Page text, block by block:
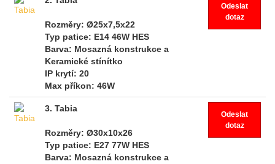
Rozměry: Ø25x7,5x22
Typ patice: E14 46W HES
Barva: Mosazná konstrukce a
Keramické stínítko
IP krytí: 20
Max příkon: 46W
Odeslat
dotaz
3. Tabia
Rozměry: Ø30x10x26
Typ patice: E27 77W HES
Barva: Mosazná konstrukce a
Odeslat
dotaz